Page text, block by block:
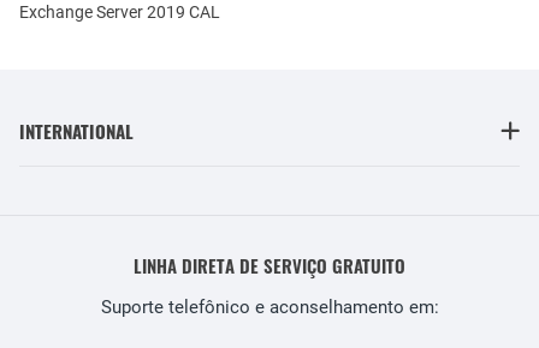
Exchange Server 2019 CAL
INTERNATIONAL
LINHA DIRETA DE SERVIÇO GRATUITO
Suporte telefônico e aconselhamento em: